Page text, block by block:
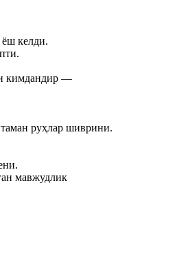
келди.
кимдандир —
руҳлар шиврини.
мавжудлик